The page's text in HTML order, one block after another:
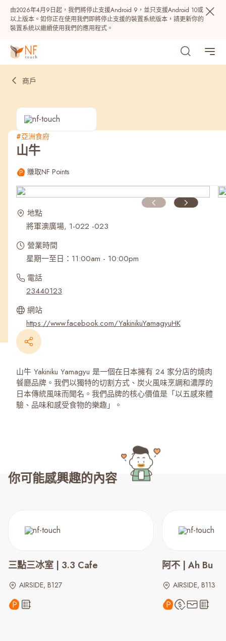
由2026年4月9日起，我們將停止支援Android 9，並只支援Android 10或
以上版本。如你正在使用我們即將停止支援的裝置系統版本，請更新你的
裝置系統以繼續使用我們的應用程式。
熱門
最近搜尋紀錄
商戶
#亞洲食府
山牛
賺取NF Points
地點
將軍澳廣場, 1-022 -023
營業時間
星期一至日：11:00am - 10:00pm
電話
23440123
網站
https://www.facebook.com/YakinikuYamagyuHK
山牛 Yakiniku Yamagyu 是一個在日本擁有 24 家分店的燒肉
餐廳品牌。我們以獨特的切割方式、炭火風味烹調和濃厚的
日本傳統風味而聞名。我們品牌的核心價值是「以五感來體
驗、品味和感受食物的樂趣」。
你可能感興趣的內容
三點三冰室 | 3.3 Cafe
AIRSIDE, B127
阿不 | Ah Bu
AIRSIDE, B113